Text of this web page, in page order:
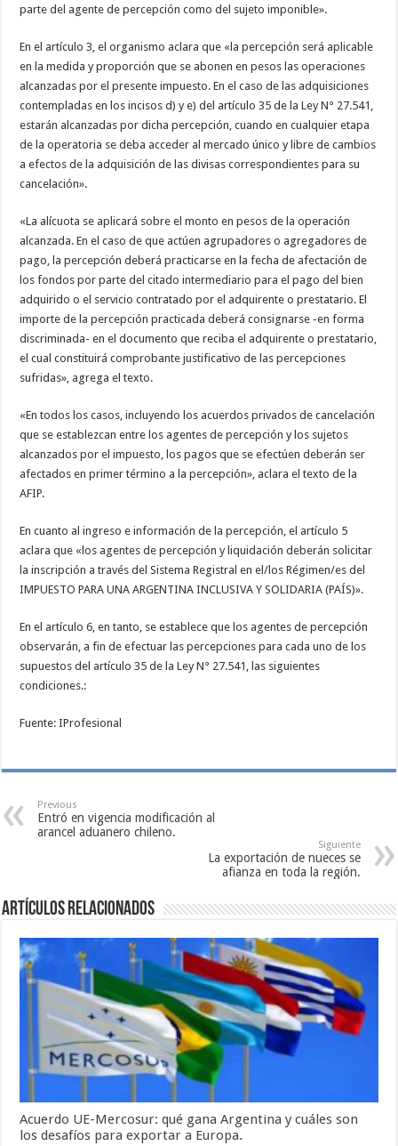
parte del agente de percepción como del sujeto imponible».
En el artículo 3, el organismo aclara que «la percepción será aplicable
en la medida y proporción que se abonen en pesos las operaciones
alcanzadas por el presente impuesto. En el caso de las adquisiciones
contempladas en los incisos d) y e) del artículo 35 de la Ley N° 27.541,
estarán alcanzadas por dicha percepción, cuando en cualquier etapa
de la operatoria se deba acceder al mercado único y libre de cambios
a efectos de la adquisición de las divisas correspondientes para su
cancelación».
«La alícuota se aplicará sobre el monto en pesos de la operación
alcanzada. En el caso de que actúen agrupadores o agregadores de
pago, la percepción deberá practicarse en la fecha de afectación de
los fondos por parte del citado intermediario para el pago del bien
adquirido o el servicio contratado por el adquirente o prestatario. El
importe de la percepción practicada deberá consignarse -en forma
discriminada- en el documento que reciba el adquirente o prestatario,
el cual constituirá comprobante justificativo de las percepciones
sufridas», agrega el texto.
«En todos los casos, incluyendo los acuerdos privados de cancelación
que se establezcan entre los agentes de percepción y los sujetos
alcanzados por el impuesto, los pagos que se efectúen deberán ser
afectados en primer término a la percepción», aclara el texto de la
AFIP.
En cuanto al ingreso e información de la percepción, el artículo 5
aclara que «los agentes de percepción y liquidación deberán solicitar
la inscripción a través del Sistema Registral en el/los Régimen/es del
IMPUESTO PARA UNA ARGENTINA INCLUSIVA Y SOLIDARIA (PAÍS)».
En el artículo 6, en tanto, se establece que los agentes de percepción
observarán, a fin de efectuar las percepciones para cada uno de los
supuestos del artículo 35 de la Ley N° 27.541, las siguientes
condiciones.:
Fuente: IProfesional
Previous
Entró en vigencia modificación al
arancel aduanero chileno.
Siguiente
La exportación de nueces se
afianza en toda la región.
Artículos relacionados
Acuerdo UE-Mercosur: qué gana Argentina y cuáles son
los desafíos para exportar a Europa.